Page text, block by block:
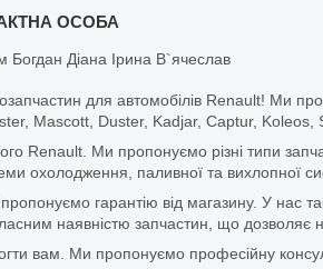
Богдан Діана Ірина В`ячеслав
для автомобілів Renault! Ми
Mascott, Duster, Kadjar, Captur,
Renault. Ми пропонуємо різні типи
охолодження, паливної та вихлопної
пропонуємо гарантію від магазину. У
наявністю запчастин, що дозволяє
вам. Ми пропонуємо професійну